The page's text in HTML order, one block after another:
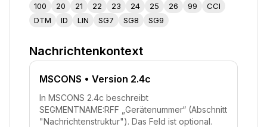
100
20 21 22 23 24 25 26 99
CCI
DTM
ID LIN SG7 SG8 SG9
Nachrichtenkontext
MSCONS • Version 2.4c
In MSCONS 2.4c beschreibt
SEGMENTNAME:RFF „Gerätenummer“ (Abschnitt
"Nachrichtenstruktur"). Das Feld ist optional.